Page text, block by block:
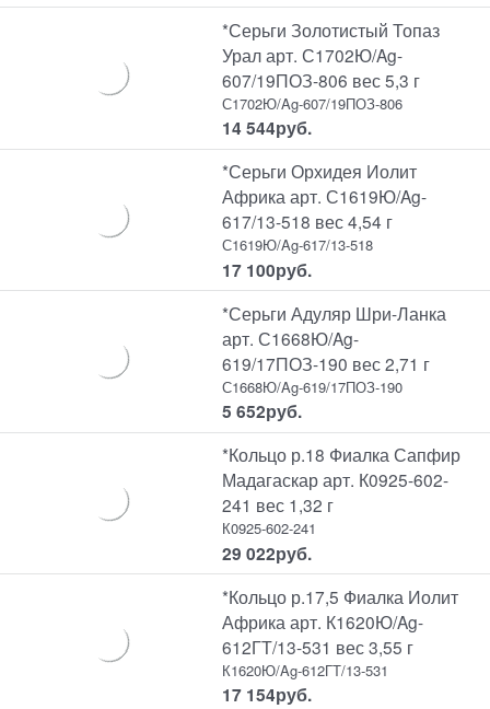
*Серьги Золотистый Топаз
Урал арт. С1702Ю/Ag-
607/19ПОЗ-806 вес 5,3 г
С1702Ю/Ag-607/19ПОЗ-806
14 544руб.
*Серьги Орхидея Иолит
Африка арт. С1619Ю/Ag-
617/13-518 вес 4,54 г
С1619Ю/Ag-617/13-518
17 100руб.
*Серьги Адуляр Шри-Ланка
арт. С1668Ю/Ag-
619/17ПОЗ-190 вес 2,71 г
С1668Ю/Ag-619/17ПОЗ-190
5 652руб.
*Кольцо р.18 Фиалка Сапфир
Мадагаскар арт. К0925-602-
241 вес 1,32 г
К0925-602-241
29 022руб.
*Кольцо р.17,5 Фиалка Иолит
Африка арт. К1620Ю/Ag-
612ГТ/13-531 вес 3,55 г
К1620Ю/Ag-612ГТ/13-531
17 154руб.